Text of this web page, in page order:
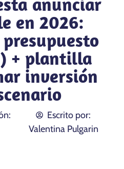
en 2026:
+ plantilla
inversión
Escrito por:
Valentina Pulgarin